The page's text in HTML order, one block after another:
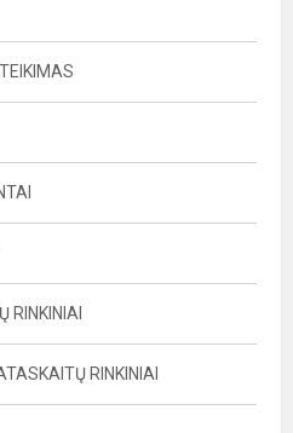
RINKINIAI
RINKINIAI